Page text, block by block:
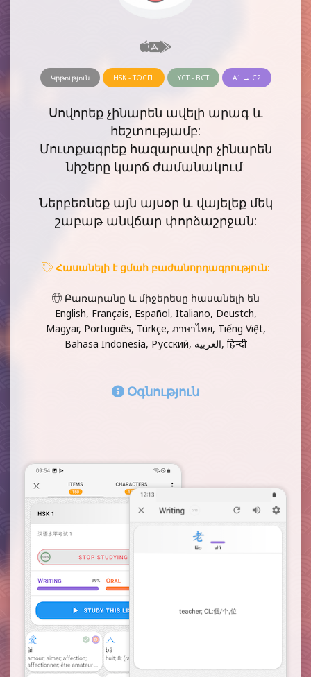
Կրթություն HSK - TOCFL YCT - BCT A1 → C2
Սովորեք չինարեն ավելի արագ և
հեշտությամբ:
Մուտքագրեք հազարավոր չինարեն
նիշերը կարճ ժամանակում:
Ներբեռնեք այն այսօր և վայելեք մեկ
շաբաթ անվճար փորձաշրջան:
Հասանելի է ցմահ բաժանորդագրություն:
Բառարանը և միջերեսը հասանելի են
English, Français, Español, Italiano, Deustch,
Magyar, Português, Türkçe, ภาษาไทย, Tiếng Việt,
Bahasa Indonesia, Русский, العربية, हिन्दी
Օգնություն